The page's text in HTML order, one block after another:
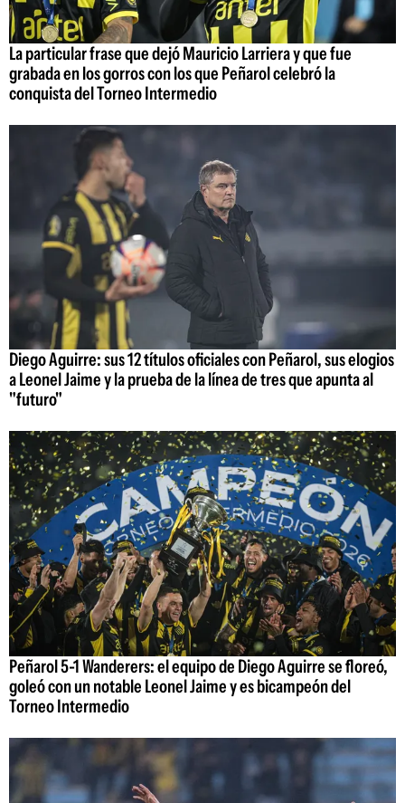
La particular frase que dejó Mauricio Larriera y que fue
grabada en los gorros con los que Peñarol celebró la
conquista del Torneo Intermedio
Diego Aguirre: sus 12 títulos oficiales con Peñarol, sus elogios
a Leonel Jaime y la prueba de la línea de tres que apunta al
"futuro"
Peñarol 5-1 Wanderers: el equipo de Diego Aguirre se floreó,
goleó con un notable Leonel Jaime y es bicampeón del
Torneo Intermedio